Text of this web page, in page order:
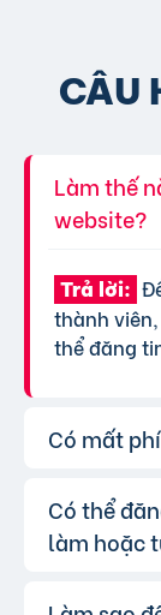
CÂU
Làm thế
website?
Trả lời:
thành
thể đăng
Có mất
Trả lời:
phí cơ bản
thị, bạn có
Có thể
làm hoặc